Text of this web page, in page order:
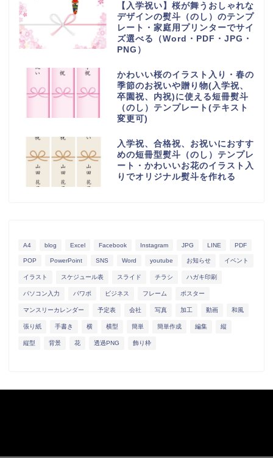
【入学祝い】桜が舞うおしゃれな
デザインの熨斗（のし）のテンプ
レート・家庭用プリンターでサイ
ズ選べる（Word・PDF・JPG・
PNG）
かわいい桜のイラスト入り・春の
季節のお祝いや贈り物(入学祝、
卒園祝、内祝)に使える短冊熨斗
（のし）テンプレート(テキスト
変更可)
入学祝、合格祝、お祝いにおすす
めの短冊型熨斗（のし）テンプレ
ート・かわいいお花のイラスト入
りでオリジナル熨斗を作れる
A4 blog Excel Facebook Instagram JPG LINE PDF
POP PowerPoint SNS Word youtube お知らせ イベント
イラスト スケジュール表 スライド チラシ ハガキ印刷
パソコン入力 パワポ ビジネス フレーム ポスター
マンスリーカレンダー 予定表 会社 写真 加工 動画 和風
張り紙 手書き 横 横型 簡単 簡単作成 編集 縦
縦型 背景 花 透過PNG 飾り枠